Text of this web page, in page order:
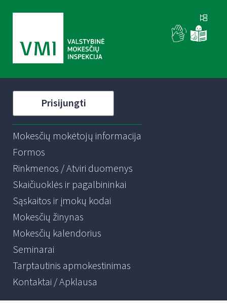
Prisijungti
Mokesčių mokėtojų informacija
Formos
Rinkmenos / Atviri duomenys
Skaičiuoklės ir pagalbininkai
Sąskaitos ir įmokų kodai
Mokesčių žinynas
Mokesčių kalendorius
Seminarai
Tarptautinis apmokestinimas
Kontaktai / Apklausa